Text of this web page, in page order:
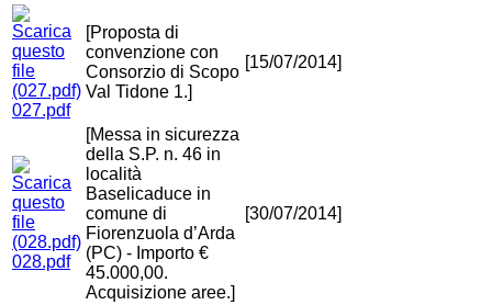
027.pdf
[Proposta di
convenzione con
Consorzio di Scopo
Val Tidone 1.]
[15/07/2014]
028.pdf
[Messa in sicurezza
della S.P. n. 46 in
località
Baselicaduce in
comune di
Fiorenzuola d’Arda
(PC) - Importo €
45.000,00.
Acquisizione aree.]
[30/07/2014]